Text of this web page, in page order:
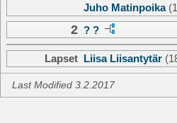
Juho Matinpoika
2 ? ?
Lapset Liisa Liisantytär
Last Modified 3.2.2017